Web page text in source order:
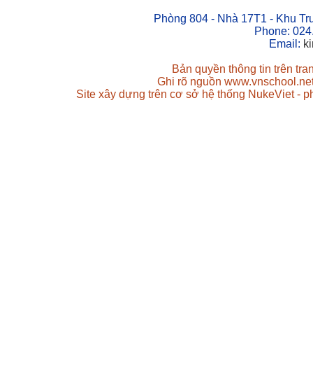
Phòng 804 - Nhà 17T1 - Khu
Phone:
Email:
Bản quyền thông tin trên
Ghi rõ nguồn
Site xây dựng trên cơ sở hệ thống NukeViet -